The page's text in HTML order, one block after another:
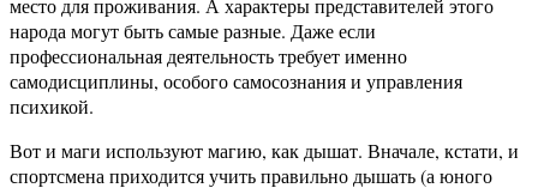
место для проживания. А характеры представителей этого
народа могут быть самые разные. Даже если
профессиональная деятельность требует именно
самодисциплины, особого самосознания и управления
психикой.
Вот и маги используют магию, как дышат. Вначале, кстати, и
спортсмена приходится учить правильно дышать (а юного